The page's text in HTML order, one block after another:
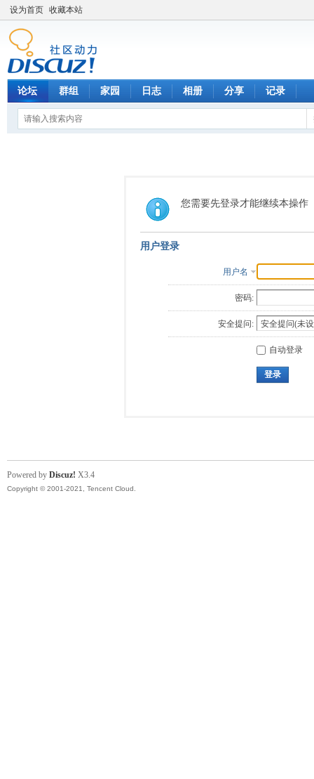
设为首页 收藏本站
论坛 群组 家园 日志 相册 分享 记录
您需要先登录才能继续本操作
用户登录
用户名
密码:
安全提问:
自动登录
登录
Powered by Discuz! X3.4
Copyright © 2001-2021, Tencent Cloud.